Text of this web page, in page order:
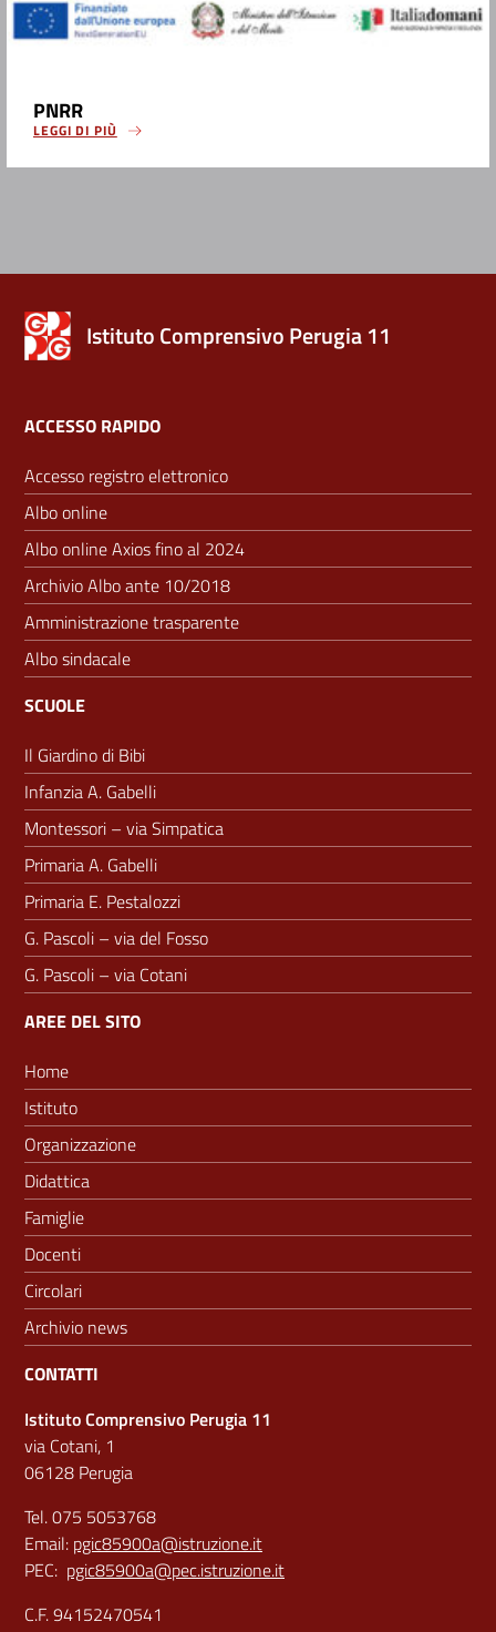
PNRR
LEGGI DI PIÙ
Istituto Comprensivo Perugia 11
ACCESSO RAPIDO
Accesso registro elettronico
Albo online
Albo online Axios fino al 2024
Archivio Albo ante 10/2018
Amministrazione trasparente
Albo sindacale
SCUOLE
Il Giardino di Bibi
Infanzia A. Gabelli
Montessori – via Simpatica
Primaria A. Gabelli
Primaria E. Pestalozzi
G. Pascoli – via del Fosso
G. Pascoli – via Cotani
AREE DEL SITO
Home
Istituto
Organizzazione
Didattica
Famiglie
Docenti
Circolari
Archivio news
CONTATTI
Istituto Comprensivo Perugia 11
via Cotani, 1
06128 Perugia
Tel. 075 5053768
Email: pgic85900a@istruzione.it
PEC: pgic85900a@pec.istruzione.it
C.F. 94152470541